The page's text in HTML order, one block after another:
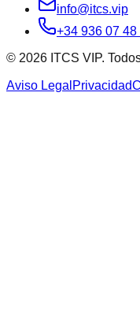
info@itcs.vip
+34 936 07 48
© 2026 ITCS VIP.
Aviso Legal Privacidad